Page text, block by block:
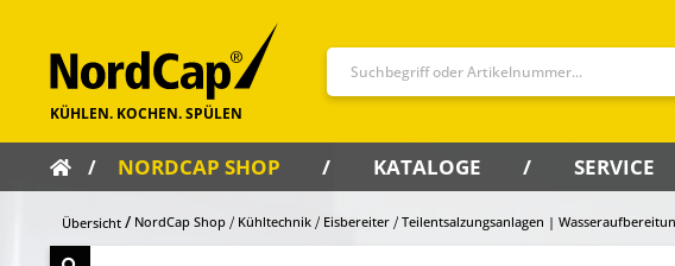
NORDCAP SHOP KATALOGE SERVICE
Übersicht NordCap Shop Kühltechnik Eisbereiter Teilentsalzungsanlagen |